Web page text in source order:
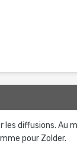
les diffusions.
pour Zolder.